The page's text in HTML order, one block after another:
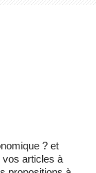
? et
vos articles à